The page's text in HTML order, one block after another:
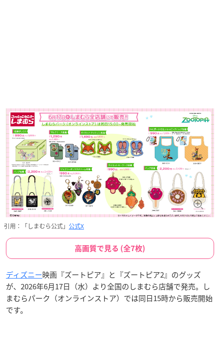
引用：「しまむら公式」 公式X
高画質で見る (全7枚)
ディズニー映画『ズートピア』と『ズートピア2』のグッズ
が、2026年6月17日（水）より全国のしまむら店舗で発売。し
まむらパーク（オンラインストア）では同日15時から販売開始
です。